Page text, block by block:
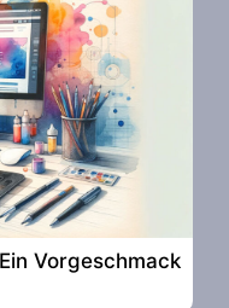
Vorgeschmack